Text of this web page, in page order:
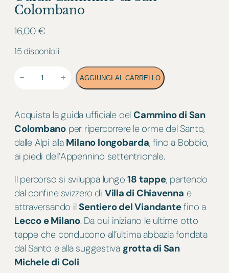
Colombano
16,00 €
15 disponibili
D
A
C
A
M
I
N
O
D
I
S
− + AGGIUNGI AL CARRELLO
Acquista la guida ufficiale del Cammino di San
Colombano per ripercorrere le orme del Santo,
dalle Alpi alla Milano longobarda, fino a Bobbio,
ai piedi dell’Appennino settentrionale.
Il percorso si sviluppa lungo18 tappe, partendo
dal confine svizzero di Villa di Chiavenna e
attraversando il Sentiero del Viandantefino a
Lecco e Milano. Da qui iniziano le ultime otto
tappe che conducono all’ultima abbazia fondata
dal Santo e alla suggestiva grotta di San
Michele di Coli.